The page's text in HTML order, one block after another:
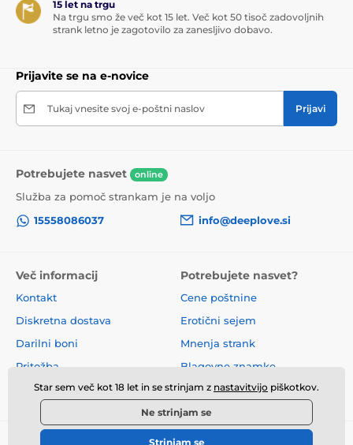
15 let na trgu
Na trgu smo že več kot 15 let. Več kot 50 tisoč zadovoljnih
strank letno je zagotovilo za zanesljivo dobavo.
Prijavite se na e-novice
Tukaj vnesite svoj e-poštni naslov Prijavi
Potrebujete nasvet online
Služba za pomoč strankam je na voljo
15558086037
info@deeplove.si
Več informacij
Kontakt
Diskretna dostava
Darilni boni
Pritožba
O nas
Potrebujete nasvet?
Cene poštnine
Erotični sejem
Mnenja strank
Blagovne znamke
Poslovni pogoji
Star sem več kot 18 let in se strinjam z nastavitvijo piškotkov.
Ne strinjam se
Strinjam se